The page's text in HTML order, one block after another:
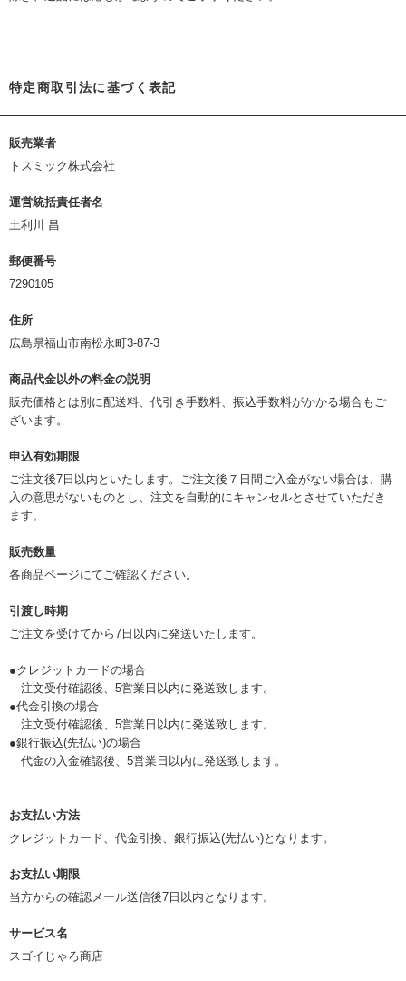
特定商取引法に基づく表記
販売業者
トスミック株式会社
運営統括責任者名
土利川 昌
郵便番号
7290105
住所
広島県福山市南松永町3-87-3
商品代金以外の料金の説明
販売価格とは別に配送料、代引き手数料、振込手数料がかかる場合もご
ざいます。
申込有効期限
ご注文後7日以内といたします。ご注文後７日間ご入金がない場合は、購
入の意思がないものとし、注文を自動的にキャンセルとさせていただき
ます。
販売数量
各商品ページにてご確認ください。
引渡し時期
ご注文を受けてから7日以内に発送いたします。
●クレジットカードの場合
注文受付確認後、5営業日以内に発送致します。
●代金引換の場合
注文受付確認後、5営業日以内に発送致します。
●銀行振込(先払い)の場合
代金の入金確認後、5営業日以内に発送致します。
お支払い方法
クレジットカード、代金引換、銀行振込(先払い)となります。
お支払い期限
当方からの確認メール送信後7日以内となります。
サービス名
スゴイじゃろ商店